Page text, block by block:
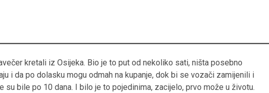
kretali iz Osijeka. Bio je to put od nekoliko sati, ništa posebno
i da po dolasku mogu odmah na kupanje, dok bi se vozači zamijenili i
su bile po 10 dana. I bilo je to pojedinima, zacijelo, prvo može u životu.